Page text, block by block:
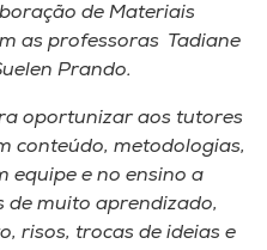
de Materiais
as professoras Tadiane
Prando.
oportunizar aos tutores
conteúdo, metodologias,
equipe e no ensino a
de muito aprendizado,
risos, trocas de ideias e